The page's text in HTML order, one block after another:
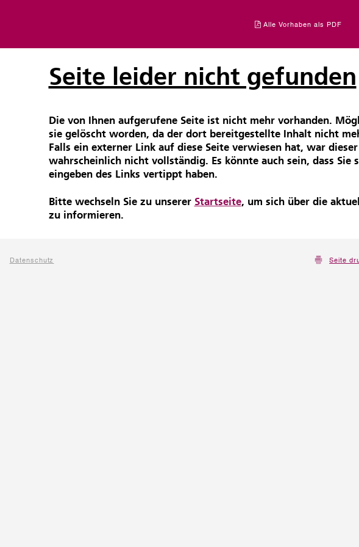
Alle Vorhaben als PDF
Seite leider nicht gefunden
Die von Ihnen aufgerufene Seite ist nicht mehr vorhanden.
sie gelöscht worden, da der dort bereitgestellte Inhalt nicht
Falls ein externer Link auf diese Seite verwiesen hat, war dieser
wahrscheinlich nicht vollständig. Es könnte auch sein, dass Sie
eingeben des Links vertippt haben.
Bitte wechseln Sie zu unserer Startseite, um sich über die
zu informieren.
Datenschutz Seite